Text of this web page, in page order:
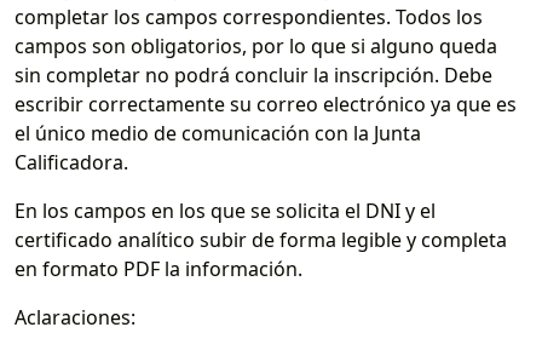
completar los campos correspondientes. Todos los
campos son obligatorios, por lo que si alguno queda
sin completar no podrá concluir la inscripción. Debe
escribir correctamente su correo electrónico ya que es
el único medio de comunicación con la Junta
Calificadora.
En los campos en los que se solicita el DNI y el
certificado analítico subir de forma legible y completa
en formato PDF la información.
Aclaraciones: